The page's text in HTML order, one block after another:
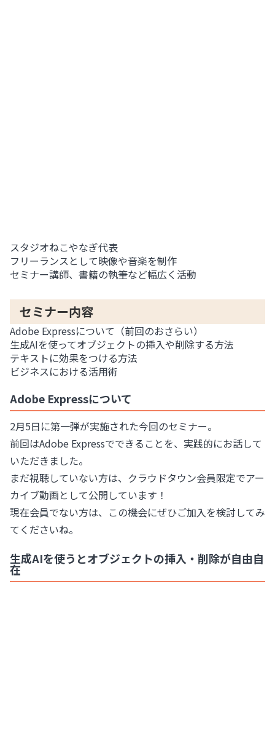
スタジオねこやなぎ代表
フリーランスとして映像や音楽を制作
セミナー講師、書籍の執筆など幅広く活動
セミナー内容
Adobe Expressについて（前回のおさらい）
生成AIを使ってオブジェクトの挿入や削除する方法
テキストに効果をつける方法
ビジネスにおける活用術
Adobe Expressについて
2月5日に第一弾が実施された今回のセミナー。
前回はAdobe Expressでできることを、実践的にお話して
いただきました。
まだ視聴していない方は、クラウドタウン会員限定でアー
カイブ動画として公開しています！
現在会員でない方は、この機会にぜひご加入を検討してみ
てくださいね。
生成AIを使うとオブジェクトの挿入・削除が自由自
在